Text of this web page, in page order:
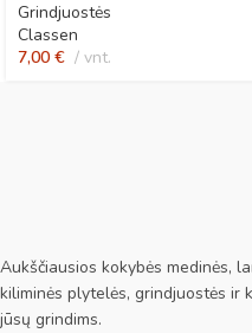
Grindjuostės
Classen
7,00 € vnt.
Aukščiausios kokybės medinės,
kiliminės plytelės, grindjuostės ir
jūsų grindims.